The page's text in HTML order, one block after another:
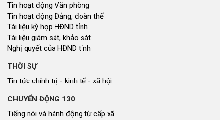
Tin hoạt động Văn phòng
Tin hoạt động Đảng, đoàn thể
Tài liệu kỳ họp HĐND tỉnh
Tài liệu giám sát, khảo sát
Nghị quyết của HĐND tỉnh
THỜI SỰ
Tin tức chính trị - kinh tế - xã hội
CHUYỂN ĐỘNG 130
Tiếng nói và hành động từ cấp xã